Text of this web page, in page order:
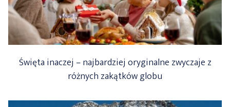
Święta inaczej – najbardziej oryginalne zwyczaje z
różnych zakątków globu